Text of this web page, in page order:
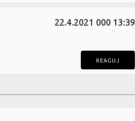
22.4.2021 000 13:39
REAGUJ